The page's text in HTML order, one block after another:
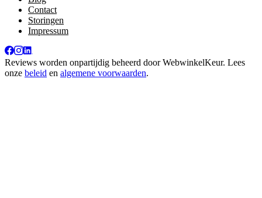
Contact
Storingen
Impressum
Reviews worden onpartijdig beheerd doorWebwinkelKeur. Lees
onze beleid en algemene voorwaarden.